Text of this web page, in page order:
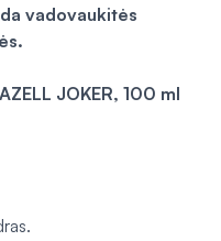
vadovaukitės
JOKER, 100 ml